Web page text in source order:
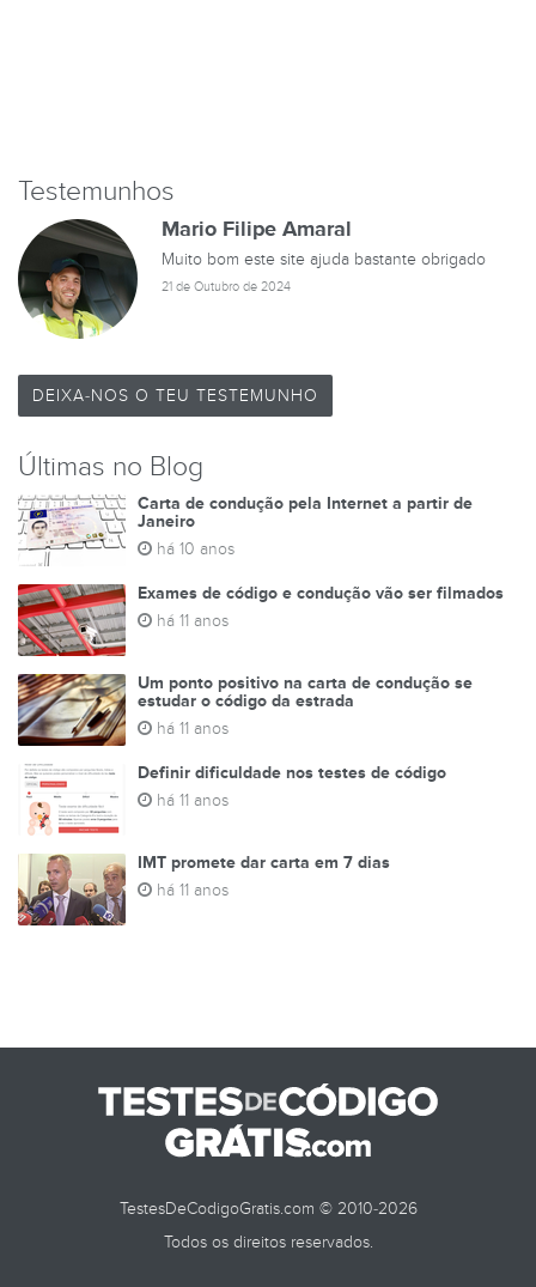
Testemunhos
Mario Filipe Amaral
Muito bom este site ajuda bastante obrigado
21 de Outubro de 2024
DEIXA-NOS O TEU TESTEMUNHO
Últimas no Blog
Carta de condução pela Internet a partir de
Janeiro
há 10 anos
Exames de código e condução vão ser filmados
há 11 anos
Um ponto positivo na carta de condução se
estudar o código da estrada
há 11 anos
Definir dificuldade nos testes de código
há 11 anos
IMT promete dar carta em 7 dias
há 11 anos
TestesDeCodigoGratis.com © 2010-2026
Todos os direitos reservados.